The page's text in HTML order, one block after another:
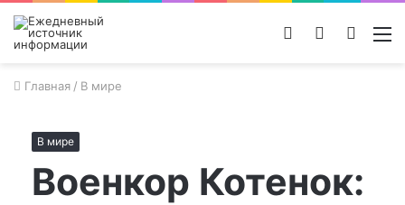
Поиск
Switch
Войти
Главная / В мире
В мире
Военкор Котенок: